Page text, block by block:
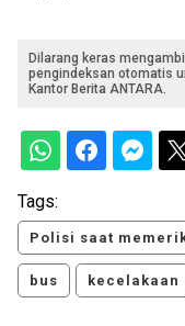
Dilarang keras
pengindeksan otomatis
Kantor Berita ANTARA.
Tags:
Polisi saat
bus kecelakaan